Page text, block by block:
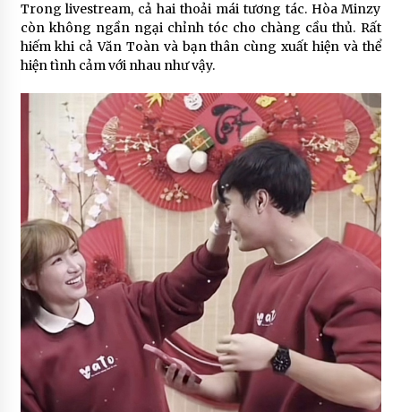
Trong livestream, cả hai thoải mái tương tác. Hòa Minzy
còn không ngần ngại chỉnh tóc cho chàng cầu thủ. Rất
hiếm khi cả Văn Toàn và bạn thân cùng xuất hiện và thể
hiện tình cảm với nhau như vậy.